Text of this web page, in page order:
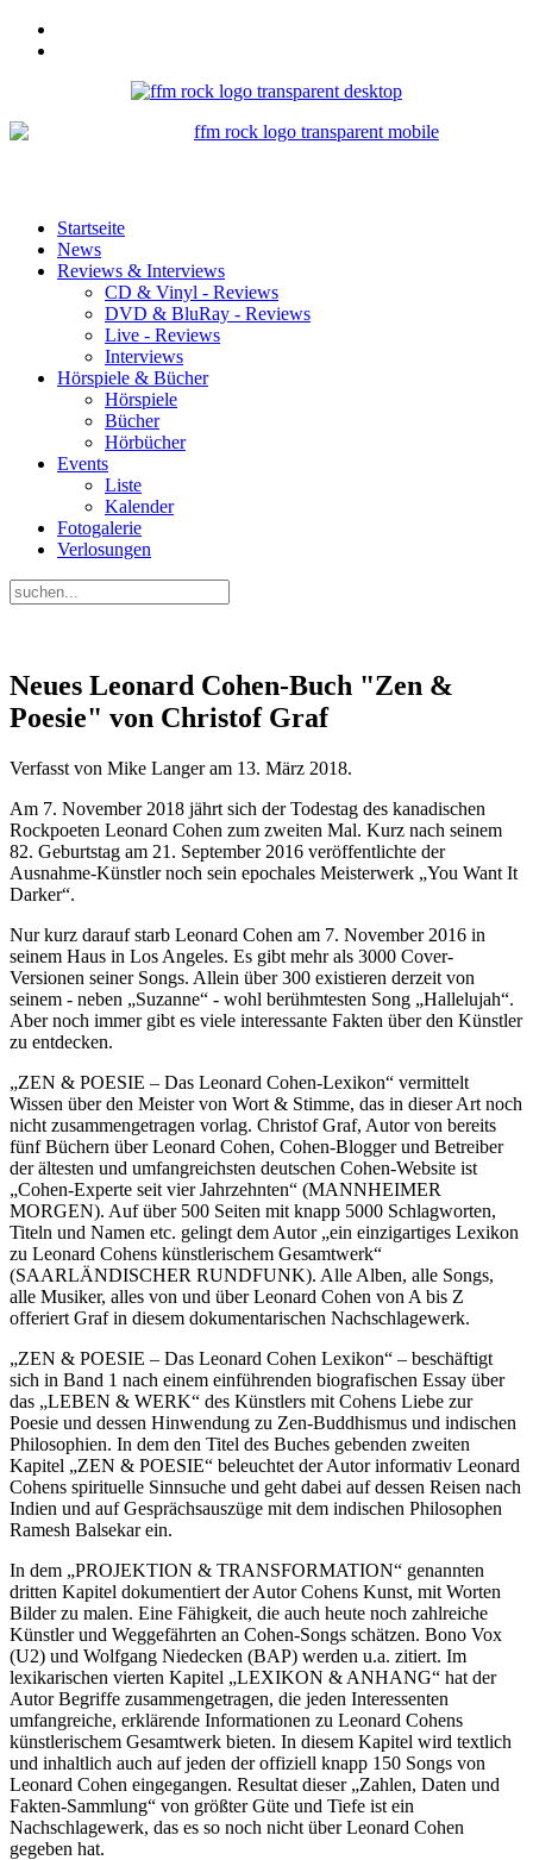
Startseite
News
Reviews & Interviews
CD & Vinyl - Reviews
DVD & BluRay - Reviews
Live - Reviews
Interviews
Hörspiele & Bücher
Hörspiele
Bücher
Hörbücher
Events
Liste
Kalender
Fotogalerie
Verlosungen
Neues Leonard Cohen-Buch "Zen &
Poesie" von Christof Graf
Verfasst von Mike Langer am 13. März 2018.
Am 7. November 2018 jährt sich der Todestag des kanadischen
Rockpoeten Leonard Cohen zum zweiten Mal. Kurz nach seinem
82. Geburtstag am 21. September 2016 veröffentlichte der
Ausnahme-Künstler noch sein epochales Meisterwerk „You Want It
Darker“.
Nur kurz darauf starb Leonard Cohen am 7. November 2016 in
seinem Haus in Los Angeles. Es gibt mehr als 3000 Cover-
Versionen seiner Songs. Allein über 300 existieren derzeit von
seinem - neben „Suzanne“ - wohl berühmtesten Song „Hallelujah“.
Aber noch immer gibt es viele interessante Fakten über den Künstler
zu entdecken.
„ZEN & POESIE – Das Leonard Cohen-Lexikon“ vermittelt
Wissen über den Meister von Wort & Stimme, das in dieser Art noch
nicht zusammengetragen vorlag. Christof Graf, Autor von bereits
fünf Büchern über Leonard Cohen, Cohen-Blogger und Betreiber
der ältesten und umfangreichsten deutschen Cohen-Website ist
„Cohen-Experte seit vier Jahrzehnten“ (MANNHEIMER
MORGEN). Auf über 500 Seiten mit knapp 5000 Schlagworten,
Titeln und Namen etc. gelingt dem Autor „ein einzigartiges Lexikon
zu Leonard Cohens künstlerischem Gesamtwerk“
(SAARLÄNDISCHER RUNDFUNK). Alle Alben, alle Songs,
alle Musiker, alles von und über Leonard Cohen von A bis Z
offeriert Graf in diesem dokumentarischen Nachschlagewerk.
„ZEN & POESIE – Das Leonard Cohen Lexikon“ – beschäftigt
sich in Band 1 nach einem einführenden biografischen Essay über
das „LEBEN & WERK“ des Künstlers mit Cohens Liebe zur
Poesie und dessen Hinwendung zu Zen-Buddhismus und indischen
Philosophien. In dem den Titel des Buches gebenden zweiten
Kapitel „ZEN & POESIE“ beleuchtet der Autor informativ Leonard
Cohens spirituelle Sinnsuche und geht dabei auf dessen Reisen nach
Indien und auf Gesprächsauszüge mit dem indischen Philosophen
Ramesh Balsekar ein.
In dem „PROJEKTION & TRANSFORMATION“ genannten
dritten Kapitel dokumentiert der Autor Cohens Kunst, mit Worten
Bilder zu malen. Eine Fähigkeit, die auch heute noch zahlreiche
Künstler und Weggefährten an Cohen-Songs schätzen. Bono Vox
(U2) und Wolfgang Niedecken (BAP) werden u.a. zitiert. Im
lexikarischen vierten Kapitel „LEXIKON & ANHANG“ hat der
Autor Begriffe zusammengetragen, die jeden Interessenten
umfangreiche, erklärende Informationen zu Leonard Cohens
künstlerischem Gesamtwerk bieten. In diesem Kapitel wird textlich
und inhaltlich auch auf jeden der offiziell knapp 150 Songs von
Leonard Cohen eingegangen. Resultat dieser „Zahlen, Daten und
Fakten-Sammlung“ von größter Güte und Tiefe ist ein
Nachschlagewerk, das es so noch nicht über Leonard Cohen
gegeben hat.